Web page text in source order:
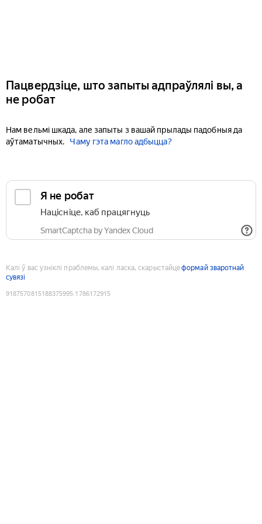
Пацвердзіце, што запыты адпраўлялі вы, а
не робат
Нам вельмі шкада, але запыты з вашай прылады падобныя да
аўтаматычных.
Чаму гэта магло адбыцца?
Я не робат
Націсніце, каб працягнуць
SmartCaptcha by Yandex Cloud
Калі ў вас узніклі праблемы, калі ласка, скарыстайцеформай зваротнай
сувязі
9187570815188375995:1786172915